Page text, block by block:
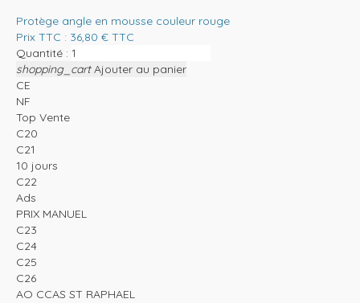
Protège angle en mousse couleur rouge
Prix TTC : 36,80 € TTC
Quantité :
shopping_cart Ajouter au panier
CE
NF
Top Vente
C20
C21
10 jours
C22
Ads
PRIX MANUEL
C23
C24
C25
C26
AO CCAS ST RAPHAEL